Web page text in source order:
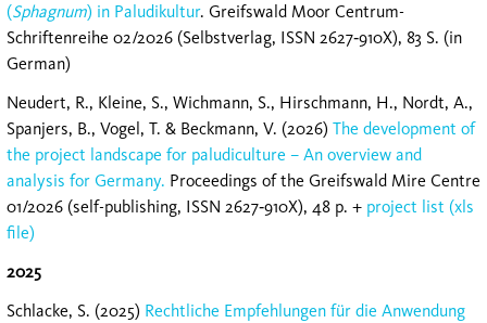
(Sphagnum) in Paludikultur. Greifswald Moor Centrum-
Schriftenreihe 02/2026 (Selbstverlag, ISSN 2627‐910X), 83 S. (in
German)
Neudert, R., Kleine, S., Wichmann, S., Hirschmann, H., Nordt, A.,
Spanjers, B., Vogel, T. & Beckmann, V. (2026) The development of
the project landscape for paludiculture – An overview and
analysis for Germany. Proceedings of the Greifswald Mire Centre
01/2026 (self-publishing, ISSN 2627‐910X), 48 p. + project list (xls
file)
2025
Schlacke, S. (2025) Rechtliche Empfehlungen für die Anwendung